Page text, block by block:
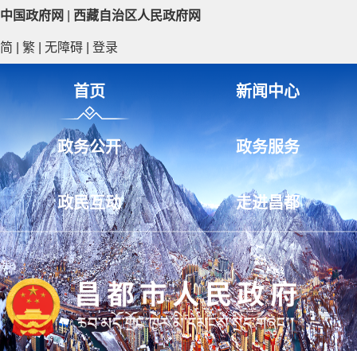
中国政府网 西藏自治区人民政府网
简 繁 无障碍 登录
首页 新闻中心
政务公开 政务服务
政民互动 走进昌都